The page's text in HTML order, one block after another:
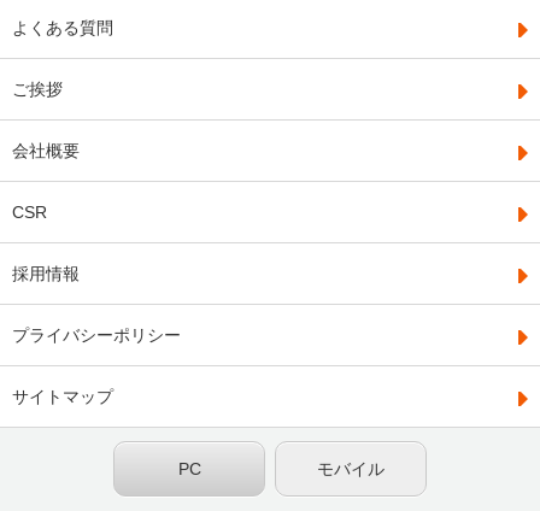
よくある質問
ご挨拶
会社概要
CSR
採用情報
プライバシーポリシー
サイトマップ
モバイル
PC